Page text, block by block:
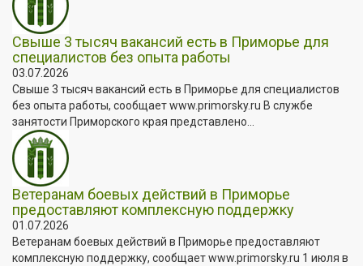
Свыше 3 тысяч вакансий есть в Приморье для
специалистов без опыта работы
03.07.2026
Свыше 3 тысяч вакансий есть в Приморье для специалистов
без опыта работы, сообщает www.primorsky.ru В службе
занятости Приморского края представлено...
Ветеранам боевых действий в Приморье
предоставляют комплексную поддержку
01.07.2026
Ветеранам боевых действий в Приморье предоставляют
комплексную поддержку, сообщает www.primorsky.ru 1 июля в